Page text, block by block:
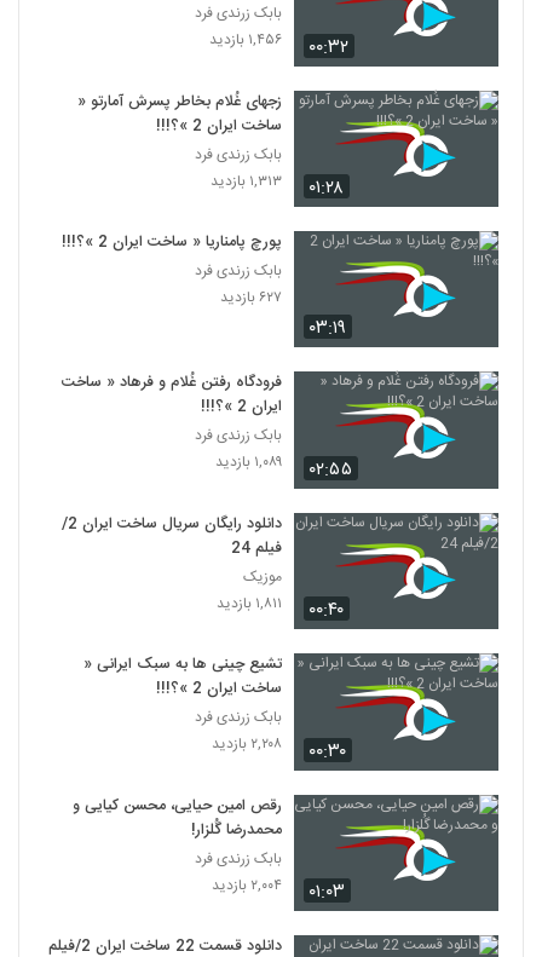
۰۰:۳۲
بابک زرندی فرد
۱,۴۵۶ بازدید
۰۱:۲۸
زجهای غُلام بخاطر پسرش آمارتو «
ساخت ایران 2 »؟!!!
بابک زرندی فرد
۱,۳۱۳ بازدید
۰۳:۱۹
پورچ پامناریا « ساخت ایران 2 »؟!!!
بابک زرندی فرد
۶۲۷ بازدید
۰۲:۵۵
فرودگاه رفتن غُلام و فرهاد « ساخت
ایران 2 »؟!!!
بابک زرندی فرد
۱,۰۸۹ بازدید
۰۰:۴۰
دانلود رایگان سریال ساخت ایران 2/
فیلم 24
موزیک
۱,۸۱۱ بازدید
۰۰:۳۰
تشیع چینی ها به سبک ایرانی «
ساخت ایران 2 »؟!!!
بابک زرندی فرد
۲,۲۰۸ بازدید
۰۱:۰۳
رقص امین حیایی، محسن کیایی و
محمدرضا گُلزار!
بابک زرندی فرد
۲,۰۰۴ بازدید
دانلود قسمت 22 ساخت ایران 2/فیلم